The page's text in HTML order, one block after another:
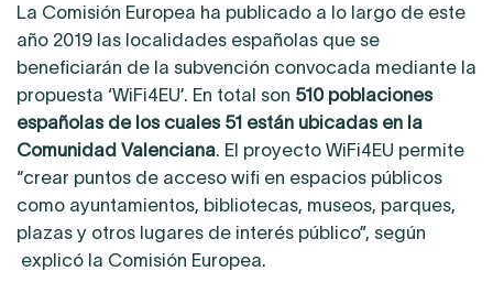
La Comisión Europea ha publicado a lo largo de este
año 2019 las localidades españolas que se
beneficiarán de la subvención convocada mediante la
propuesta ‘WiFi4EU’. En total son 510 poblaciones
españolas de los cuales 51 están ubicadas en la
Comunidad Valenciana. El proyecto WiFi4EU permite
“crear puntos de acceso wifi en espacios públicos
como ayuntamientos, bibliotecas, museos, parques,
plazas y otros lugares de interés público”, según
explicó la Comisión Europea.